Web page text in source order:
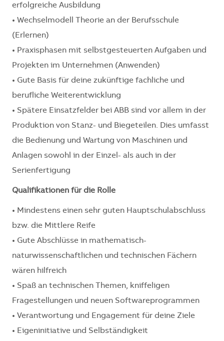
erfolgreiche Ausbildung
• Wechselmodell Theorie an der Berufsschule
(Erlernen)
• Praxisphasen mit selbstgesteuerten Aufgaben und
Projekten im Unternehmen (Anwenden)
• Gute Basis für deine zukünftige fachliche und
berufliche Weiterentwicklung
• Spätere Einsatzfelder bei ABB sind vor allem in der
Produktion von Stanz-­ und Biegeteilen. Dies umfasst
die Bedienung und Wartung von Maschinen und
Anlagen sowohl in der Einzel- als auch in der
Serienfertigung
Qualifikationen für die Rolle
• Mindestens einen sehr guten Hauptschulabschluss
bzw. die Mittlere Reife
• Gute Abschlüsse in mathematisch-
naturwissenschaftlichen und technischen Fächern
wären hilfreich
• Spaß an technischen Themen, kniffeligen
Fragestellungen und neuen Softwareprogrammen
• Verantwortung und Engagement für deine Ziele
• Eigeninitiative und Selbständigkeit